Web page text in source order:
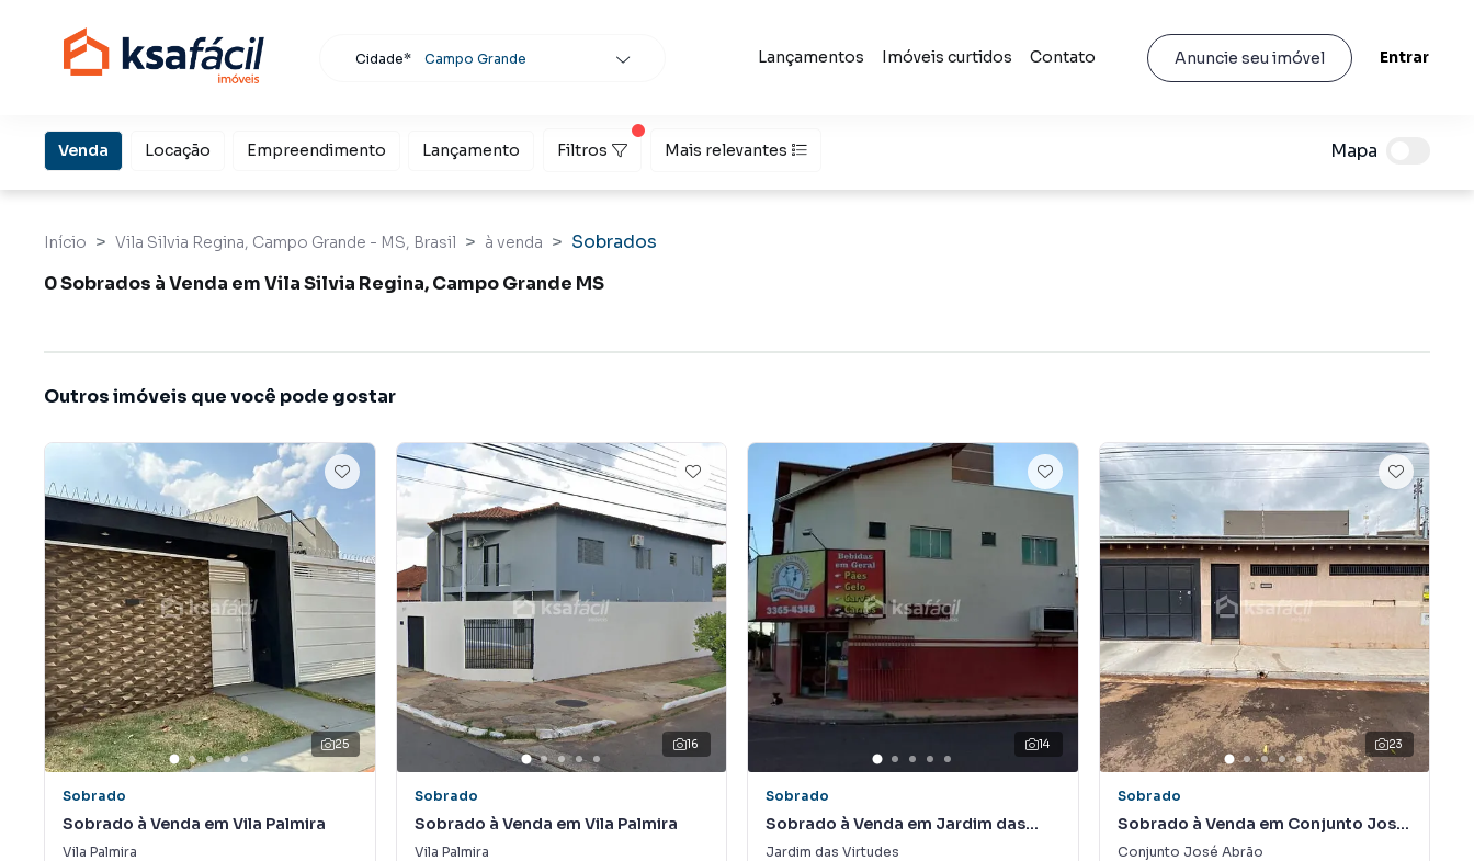
Cidade* Campo Grande
Buscar
Lançamentos Imóveis curtidos Contato Anuncie seu imóvel Entrar
Venda Locação Empreendimento Lançamento Filtros Mais relevantes Mapa
Início Vila Silvia Regina, Campo Grande - MS, Brasil à venda
Sobrados
0 Sobrados à Venda em Vila Silvia Regina, Campo Grande MS
Outros imóveis que você pode gostar
25
Sobrado
Sobrado à Venda em Vila Palmira
Vila Palmira
16
Sobrado
Sobrado à Venda em Vila Palmira
Vila Palmira
14
Sobrado
Sobrado à Venda em Jardim das
Virtudes
Jardim das Virtudes
23
Sobrado
Sobrado à Venda em Conjunto José
Abrão
Conjunto José Abrão